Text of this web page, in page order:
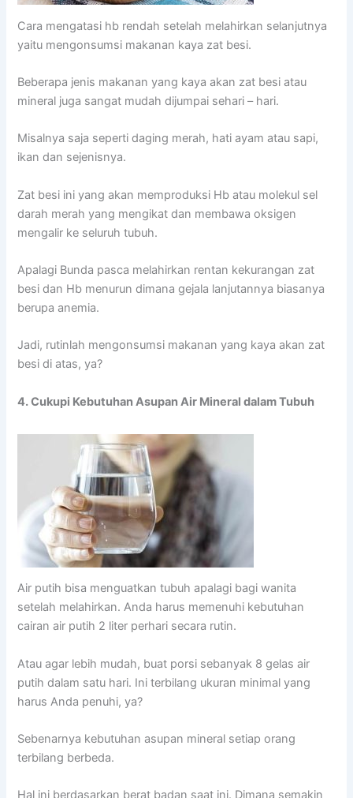
Cara mengatasi hb rendah setelah melahirkan selanjutnya
yaitu mengonsumsi makanan kaya zat besi.
Beberapa jenis makanan yang kaya akan zat besi atau
mineral juga sangat mudah dijumpai sehari – hari.
Misalnya saja seperti daging merah, hati ayam atau sapi,
ikan dan sejenisnya.
Zat besi ini yang akan memproduksi Hb atau molekul sel
darah merah yang mengikat dan membawa oksigen
mengalir ke seluruh tubuh.
Apalagi Bunda pasca melahirkan rentan kekurangan zat
besi dan Hb menurun dimana gejala lanjutannya biasanya
berupa anemia.
Jadi, rutinlah mengonsumsi makanan yang kaya akan zat
besi di atas, ya?
4. Cukupi Kebutuhan Asupan Air Mineral dalam Tubuh
Air putih bisa menguatkan tubuh apalagi bagi wanita
setelah melahirkan. Anda harus memenuhi kebutuhan
cairan air putih 2 liter perhari secara rutin.
Atau agar lebih mudah, buat porsi sebanyak 8 gelas air
putih dalam satu hari. Ini terbilang ukuran minimal yang
harus Anda penuhi, ya?
Sebenarnya kebutuhan asupan mineral setiap orang
terbilang berbeda.